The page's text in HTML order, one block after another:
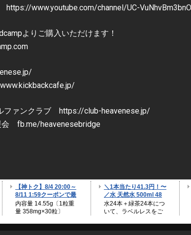
www.youtube.com/channel/UC-
よりご購入いただけます！
ファンクラブ https://club-heavenese.jp/
会 fb.me/heavenesebridge